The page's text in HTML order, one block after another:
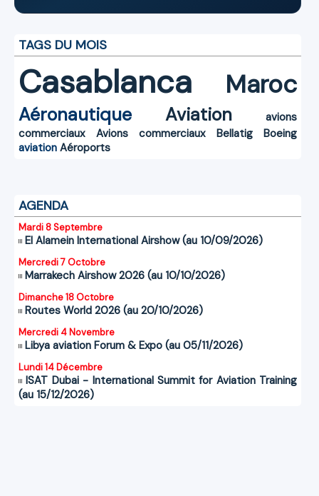
TAGS DU MOIS
Casablanca Maroc
Aéronautique Aviation
avions
commerciaux
Avions commerciaux Bellatig
Boeing
aviation Aéroports
AGENDA
Mardi 8 Septembre
El Alamein International Airshow (au 10/09/2026)
Mercredi 7 Octobre
Marrakech Airshow 2026 (au 10/10/2026)
Dimanche 18 Octobre
Routes World 2026 (au 20/10/2026)
Mercredi 4 Novembre
Libya aviation Forum & Expo (au 05/11/2026)
Lundi 14 Décembre
ISAT Dubai - International Summit for Aviation Training
(au 15/12/2026)